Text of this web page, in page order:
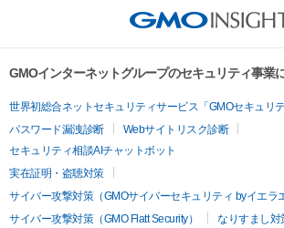
GMOインターネットグループのセキュリティ事業
世界初総合ネットセキュリティサービス「GMOセキュリテ
パスワード漏洩診断
Webサイトリスク診断
セキュリティ相談AIチャットボット
実在証明・盗聴対策
サイバー攻撃対策（GMOサイバーセキュリティ byイエラ
サイバー攻撃対策（GMO Flatt Security）
なりすまし対